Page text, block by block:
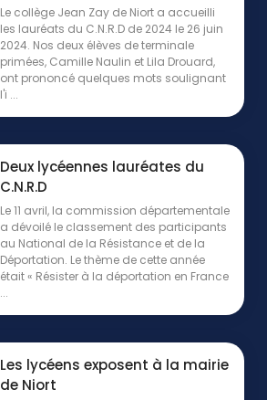
Le collège Jean Zay de Niort a accueilli
les lauréats du C.N.R.D de 2024 le 26 juin
2024. Nos deux élèves de terminale
primées, Camille Naulin et Lila Drouard,
ont prononcé quelques mots soulignant
l'i ...
Deux lycéennes lauréates du
C.N.R.D
Le 11 avril, la commission départementale
a dévoilé le classement des participants
au National de la Résistance et de la
Déportation. Le thème de cette année
était « Résister à la déportation en France
...
Les lycéens exposent à la mairie
de Niort